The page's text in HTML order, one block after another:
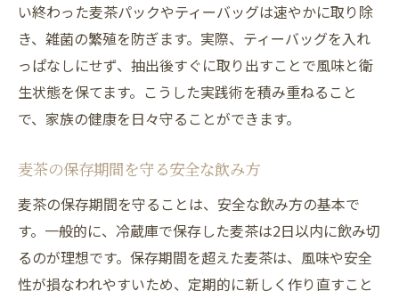
い終わった麦茶パックやティーバッグは速やかに取り除
き、雑菌の繁殖を防ぎます。実際、ティーバッグを入れ
っぱなしにせず、抽出後すぐに取り出すことで風味と衛
生状態を保てます。こうした実践術を積み重ねること
で、家族の健康を日々守ることができます。
麦茶の保存期間を守る安全な飲み方
麦茶の保存期間を守ることは、安全な飲み方の基本で
す。一般的に、冷蔵庫で保存した麦茶は2日以内に飲み切
るのが理想です。保存期間を超えた麦茶は、風味や安全
性が損なわれやすいため、定期的に新しく作り直すこと